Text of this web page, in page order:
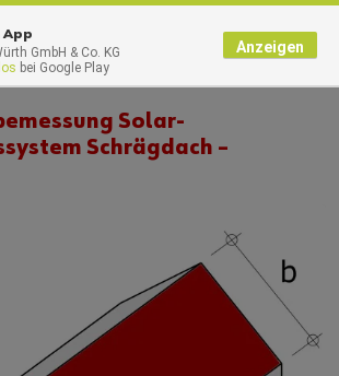
Solar-
Schrägdach –
App
GmbH & Co. KG
bei Google Play
Anzeigen